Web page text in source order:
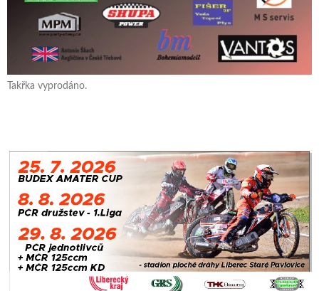
Takřka vyprodáno.